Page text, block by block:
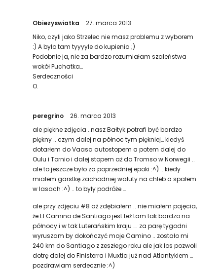
Obiezyswiatka
27. marca 2013
Niko, czyli jako Strzelec nie masz problemu z wyborem
:) A było tam tyyyyle do kupienia ;)
Podobnie ja, nie za bardzo rozumiałam szaleństwa
wokół Puchatka…
Serdeczności
O.
peregrino
26. marca 2013
ale piękne zdjęcia ..nasz Bałtyk potrafi być bardzo
piękny .. czym dalej na północ tym piękniej… kiedyś
dotarłem do Vaasa autostopem a potem dalej do
Oulu i Tornio i dalej stopem aż do Tromso w Norwegii ..
ale to jeszcze było za poprzedniej epoki :^) .. kiedy
miałem garstkę zachodniej waluty na chleb a spałem
w lasach :^) .. to były podróże …
ale przy zdjęciu #8 aż zdębiałem .. nie miałem pojęcia,
że El Camino de Santiago jest też tam tak bardzo na
północy i w tak Luterańskim kraju …. za parę tygodni
wyruszam by dokończyć moje Camino .. zostało mi
240 km do Santiago z zeszłego roku ale jak los pozwoli
dotrę dalej do Finisterra i Muxtia już nad Atlantykiem …
pozdrawiam serdecznie :^)